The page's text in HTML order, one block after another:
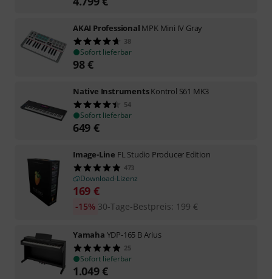
AKAI Professional MPK Mini IV Gray
38
Sofort lieferbar
98€
Native InstrumentsKontrol S61 MK3
54
Sofort lieferbar
649 €
Image-Line FL Studio Producer Edition
473
Download-Lizenz
169 €
30-Tage-Bestpreis: 199 €
-15%
Yamaha YDP-165 B Arius
25
Sofort lieferbar
1.049€